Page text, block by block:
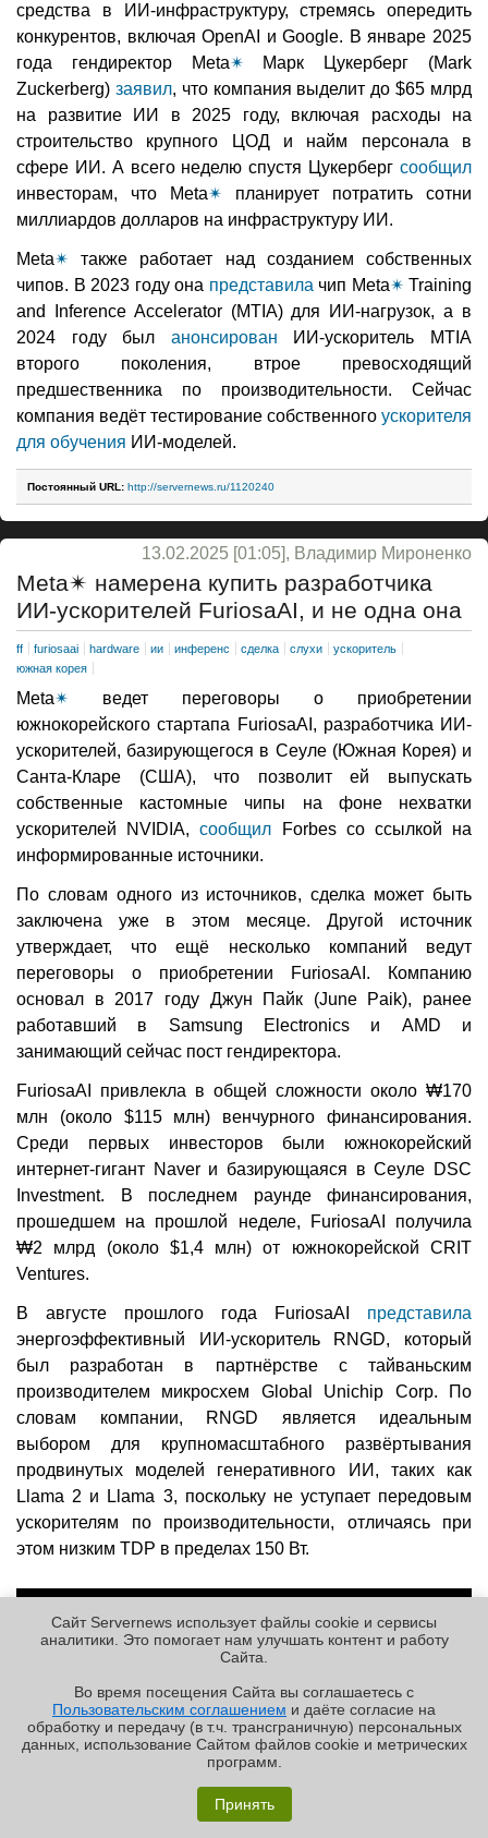
«Графиня»: как Grafana, только лучше?
✖
средства в ИИ-инфраструктуру, стремясь опередить
конкурентов, включая OpenAI и Google. В январе 2025
года гендиректор Meta✴ Марк Цукерберг (Mark
Zuckerberg) заявил, что компания выделит до $65 млрд
на развитие ИИ в 2025 году, включая расходы на
строительство крупного ЦОД и найм персонала в
сфере ИИ. А всего неделю спустя Цукерберг сообщил
инвесторам, что Meta✴ планирует потратить сотни
миллиардов долларов на инфраструктуру ИИ.
Meta✴ также работает над созданием собственных
чипов. В 2023 году она представилачип Meta✴ Training
and Inference Accelerator (MTIA) для ИИ-нагрузок, а в
2024 году был анонсирован ИИ-ускоритель MTIA
второго поколения, втрое превосходящий
предшественника по производительности. Сейчас
компания ведёт тестирование собственного ускорителя
для обучения ИИ-моделей.
Постоянный URL: http://servernews.ru/1120240
13.02.2025 [01:05], Владимир Мироненко
Meta✴ намерена купить разработчика
ИИ-ускорителей FuriosaAI, и не одна она
ff furiosaai hardware ии инференс сделка слухи
ускоритель
южная корея
Meta✴ ведет переговоры о приобретении
южнокорейского стартапа FuriosaAI, разработчика ИИ-
ускорителей, базирующегося в Сеуле (Южная Корея) и
Санта-Кларе (США), что позволит ей выпускать
собственные кастомные чипы на фоне нехватки
ускорителей NVIDIA,сообщил Forbes со ссылкой на
информированные источники.
По словам одного из источников, сделка может быть
заключена уже в этом месяце. Другой источник
утверждает, что ещё несколько компаний ведут
переговоры о приобретении FuriosaAI. Компанию
основал в 2017 году Джун Пайк (June Paik), ранее
работавший в Samsung Electronics и AMD и
занимающий сейчас пост гендиректора.
FuriosaAI привлекла в общей сложности около ₩170
млн (около $115 млн) венчурного финансирования.
Среди первых инвесторов были южнокорейский
интернет-гигант Naver и базирующаяся в Сеуле DSC
Investment. В последнем раунде финансирования,
прошедшем на прошлой неделе, FuriosaAI получила
₩2 млрд (около $1,4 млн) от южнокорейской CRIT
Ventures.
В августе прошлого года FuriosaAI представила
энергоэффективный ИИ-ускоритель RNGD, который
был разработан в партнёрстве с тайваньским
производителем микросхем Global Unichip Corp. По
словам компании, RNGD является идеальным
выбором для крупномасштабного развёртывания
продвинутых моделей генеративного ИИ, таких как
Llama 2 и Llama 3, поскольку не уступает передовым
ускорителям по производительности, отличаясь при
этом низким TDP в пределах 150 Вт.
Сайт Servernews использует файлы cookie и сервисы
аналитики. Это помогает нам улучшать контент и работу
Cайта.
Во время посещения Cайта вы соглашаетесь с
Пользовательским соглашением и даёте согласие на
обработку и передачу (в т.ч. трансграничную) персональных
данных, использование Cайтом файлов cookie и метрических
программ.
Принять